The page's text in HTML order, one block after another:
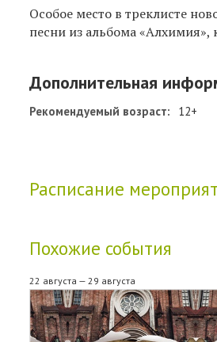
Особое место в треклисте
песни из альбома «Алхимия»,
Дополнительная
Рекомендуемый возраст: 12+
Расписание
Похожие события
22 августа — 29 августа